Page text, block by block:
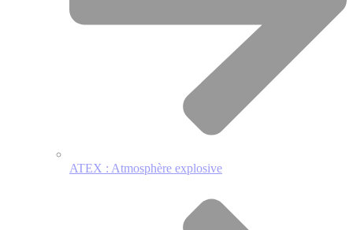
ATEX : Atmosphère explosive